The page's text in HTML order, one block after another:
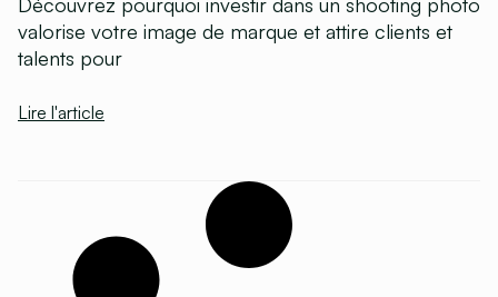
valorise votre image de marque et attire clients et
talents pour
Lire l'article